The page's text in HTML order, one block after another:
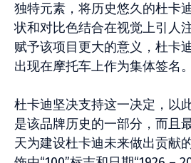
独特元素，将历史悠久的杜卡
状和对比色结合在视觉上引人
赋予该项目更大的意义，杜卡
出现在摩托车上作为集体签名。
杜卡迪坚决支持这一决定，以
是该品牌历史的一部分，而且
天为建设杜卡迪未来做出贡献